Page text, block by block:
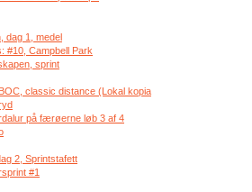
dag 1, medel
#10, Campbell Park
sprint
classic distance (Lokal kopia
på færøerne løb 3 af 4
2, Sprintstafett
#1